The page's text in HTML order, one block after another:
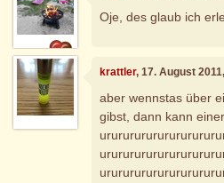
Oje, des glaub ich
krattler, 17. August
aber wennstas über
gibst, dann kann